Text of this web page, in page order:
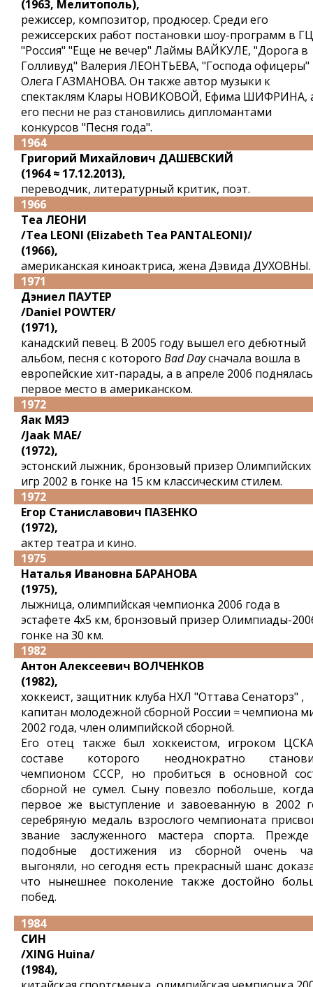
(1963, Мелитополь),
режиссер, композитор, продюсер. Среди его
режиссерских работ постановки шоу-программ в
"Россия" "Еще не вечер" Лаймы ВАЙКУЛЕ, "Дорога в
Голливуд" Валерия ЛЕОНТЬЕВА, "Господа офицеры"
Олега ГАЗМАНОВА. Он также автор музыки к
спектаклям Клары НОВИКОВОЙ, Ефима ШИФРИНА,
его песни не раз становились дипломантами
конкурсов "Песня года".
1964
Григорий Михайлович ДАШЕВСКИЙ
(1964 ≈ 17.12.2013),
переводчик, литературный критик, поэт.
1966
Теа ЛЕОНИ
/Tea LEONI (Elizabeth Tea PANTALEONI)/
(1966),
американская киноактриса, жена Дэвида ДУХОВНЫ.
1971
Дэниел ПАУТЕР
/Daniel POWTER/
(1971),
канадский певец. В 2005 году вышел его дебютный
альбом, песня с которого Bad Dayсначала вошла в
европейские хит-парады, а в апреле 2006
первое место в американском.
1972
Яак МЯЭ
/Jaak MAE/
(1972),
эстонский лыжник, бронзовый призер Олимпийских
игр 2002 в гонке на 15 км классическим стилем.
1972
Егор Станиславович ПАЗЕНКО
(1972),
актер театра и кино.
1975
Наталья Ивановна БАРАНОВА
(1975),
лыжница, олимпийская чемпионка 2006 года в
эстафете 4x5 км, бронзовый призер Олимпиады-
гонке на 30 км.
1982
Антон Алексеевич ВОЛЧЕНКОВ
(1982),
хоккеист, защитник клуба НХЛ "Оттава Сенаторз" ,
капитан молодежной сборной России ≈ чемпиона
2002 года, член олимпийской сборной.
Его отец также был хоккеистом, игроком
составе которого неоднократно
чемпионом СССР, но пробиться в основной
сборной не сумел. Сыну повезло побольше,
первое же выступление и завоеванную в 2002
серебряную медаль взрослого чемпионата
звание заслуженного мастера спорта.
подобные достижения из сборной очень
выгоняли, но сегодня есть прекрасный шанс
что нынешнее поколение также достойно
побед.
1984
СИН
/XING Huina/
(1984),